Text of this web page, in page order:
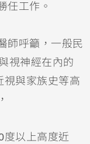
任工作。
師呼籲，一般民
視神經在內的
視與家族史等高
度以上高度近